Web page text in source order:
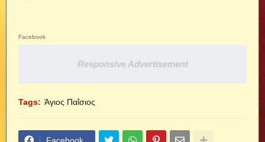
Facebook
Responsive Advertisement
Tags: Άγιος Παΐσιος